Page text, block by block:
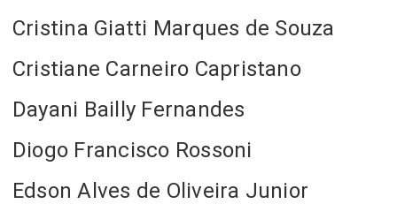
Cristina Giatti Marques de Souza
Cristiane Carneiro Capristano
Dayani Bailly Fernandes
Diogo Francisco Rossoni
Edson Alves de Oliveira Junior